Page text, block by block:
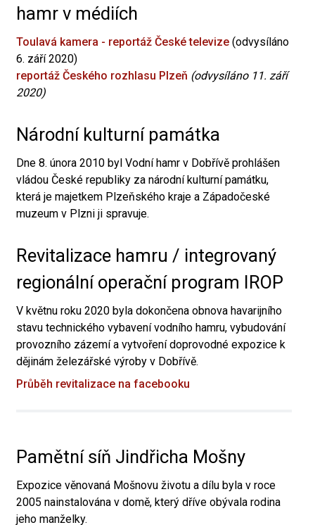
hamr v médiích
Toulavá kamera - reportáž České televize (odvysíláno
6. září 2020)
reportáž Českého rozhlasu Plzeň (odvysíláno 11. září
2020)
Národní kulturní památka
Dne 8. února 2010 byl Vodní hamr v Dobřívě prohlášen
vládou České republiky za národní kulturní památku,
která je majetkem Plzeňského kraje a Západočeské
muzeum v Plzni ji spravuje.
Revitalizace hamru / integrovaný
regionální operační program IROP
V květnu roku 2020 byla dokončena obnova havarijního
stavu technického vybavení vodního hamru, vybudování
provozního zázemí a vytvoření doprovodné expozice k
dějinám železářské výroby v Dobřívě.
Průběh revitalizace na facebooku
Pamětní síň Jindřicha Mošny
Expozice věnovaná Mošnovu životu a dílu byla v roce
2005 nainstalována v domě, který dříve obývala rodina
jeho manželky.